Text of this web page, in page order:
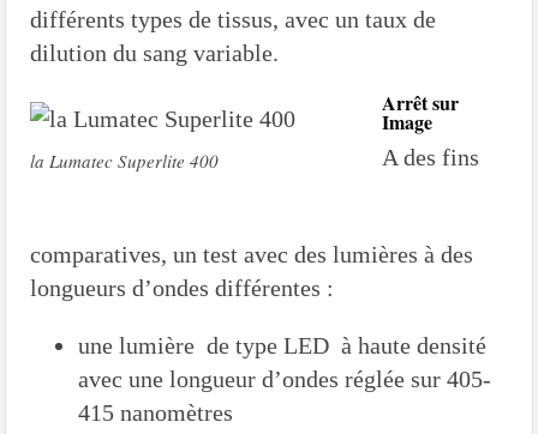
différents types de tissus, avec un taux de
dilution du sang variable.
la Lumatec Superlite 400
Arrêt sur
Image
A des fins
comparatives, un test avec des lumières à des
longueurs d’ondes différentes :
une lumière de type LED à haute densité
avec une longueur d’ondes réglée sur 405-
415 nanomètres